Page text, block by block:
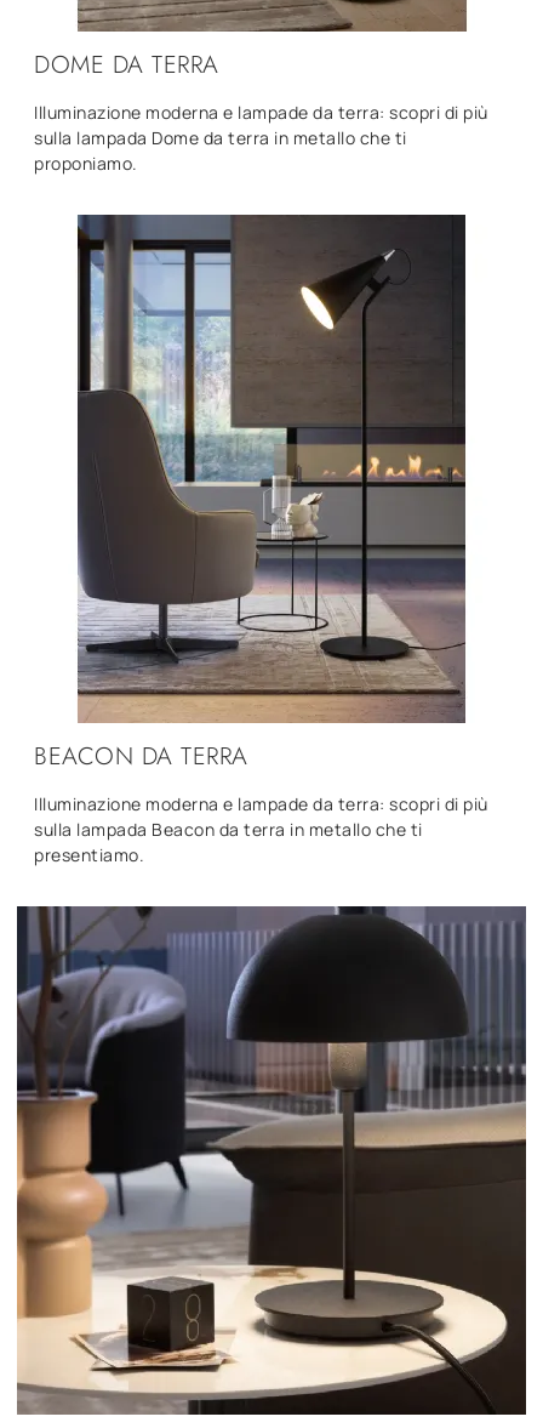
DOME DA TERRA
Illuminazione moderna e lampade da terra: scopri di più
sulla lampada Dome da terra in metallo che ti
proponiamo.
BEACON DA TERRA
Illuminazione moderna e lampade da terra: scopri di più
sulla lampada Beacon da terra in metallo che ti
presentiamo.